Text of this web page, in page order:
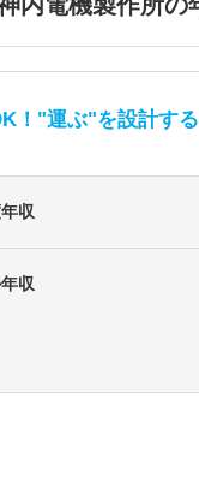
！"運ぶ"を設計す
収
収